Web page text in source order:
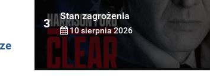
3
Stan zagrożenia
10 sierpnia 2026